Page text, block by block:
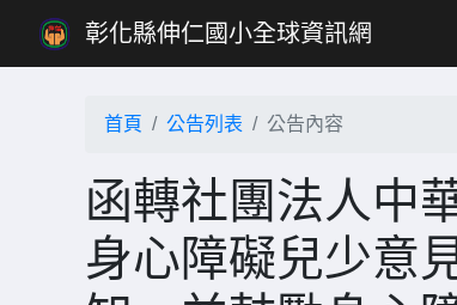
彰化縣伸仁國小全球資訊網
首頁 公告列表 公告內容
函轉社團法人中
身心障礙兒少意